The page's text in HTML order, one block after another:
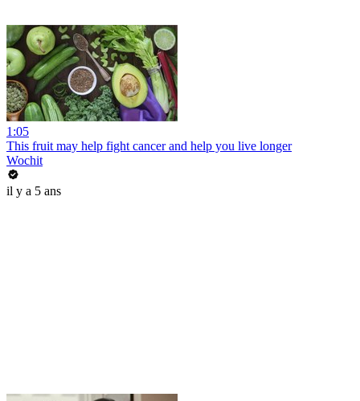
1:05
This fruit may help fight cancer and help you live longer
Wochit
il y a 5 ans